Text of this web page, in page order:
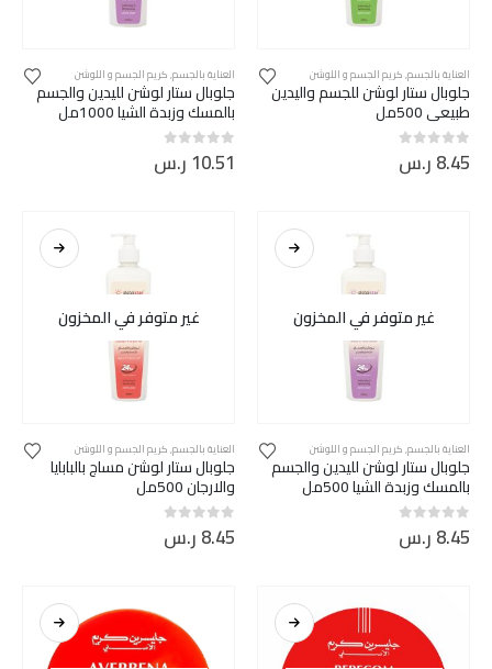
العناية بالجسم,كريم الجسم و اللوشن
جلوبال ستار لوشن للجسم واليدين
طبيعي 500مل
0
out of 5
8.45ر.س
العناية بالجسم,كريم الجسم و اللوشن
جلوبال ستار لوشن لليدين والجسم
بالمسك وزبدة الشيا 1000مل
0
out of 5
10.51ر.س
غير متوفر في المخزون
العناية بالجسم,كريم الجسم و اللوشن
جلوبال ستار لوشن لليدين والجسم
بالمسك وزبدة الشيا 500مل
0
out of 5
8.45ر.س
غير متوفر في المخزون
العناية بالجسم,كريم الجسم و اللوشن
جلوبال ستار لوشن مساج بالبابايا
والارجان 500مل
0
out of 5
8.45ر.س